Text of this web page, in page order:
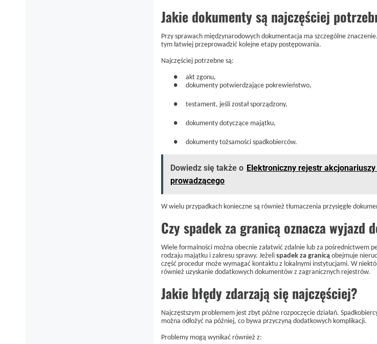
Jakie dokumenty są najczęściej
Przy sprawach międzynarodowych dokumentacja ma szczególne
tym łatwiej przeprowadzić kolejne etapy postępowania.
Najczęściej potrzebne są:
●
akt zgonu,
●
dokumenty potwierdzające pokrewieństwo,
● testament, jeśli został sporządzony,
● dokumenty dotyczące majątku,
● dokumenty tożsamości spadkobierców.
Dowiedz się także o Elektroniczny rejestr
prowadzącego
W wielu przypadkach konieczne są również tłumaczenia przysięgłe
Czy spadek za granicą oznacza wyjazd
Wiele formalności można obecnie załatwić zdalnie lub za pośrednictwem
rodzaju majątku i zakresu sprawy. Jeżeli spadek za granicą obejmuje
część procedur może wymagać kontaktu z lokalnymi instytucjami. W
również uzyskanie dodatkowych dokumentów z zagranicznych rejestrów.
Jakie błędy zdarzają się najczęściej?
Najczęstszym problemem jest zbyt późne rozpoczęcie działań.
można odłożyć na później, co bywa przyczyną dodatkowych komplikacji.
Problemy mogą wynikać również z: